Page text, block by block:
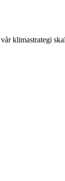
klimastrategi